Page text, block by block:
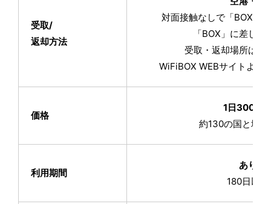
受取/
返却方法
対面接触なしで「BOX」
「BOX」に差し込
受取・返却場所は順
WiFiBOX WEBサイトより
価格
1日300円
約130の国と地
利用期間
あり
180日以内